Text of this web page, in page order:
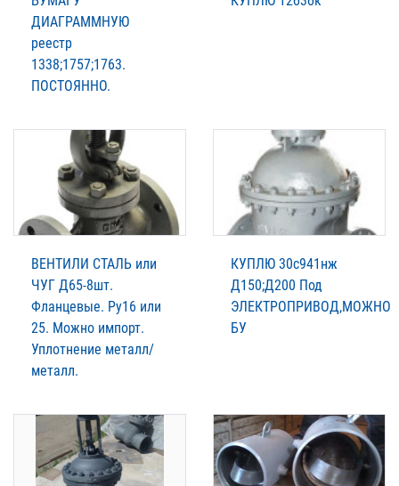
ДИАГРАММНУЮ
реестр
1338;1757;1763.
ПОСТОЯННО.
ВЕНТИЛИ СТАЛЬ или
ЧУГ Д65-8шт.
Фланцевые. Ру16 или
25. Можно импорт.
Уплотнение металл/
металл.
КУПЛЮ 30с941нж
Д150;Д200 Под
ЭЛЕКТРОПРИВОД,МОЖНО
БУ